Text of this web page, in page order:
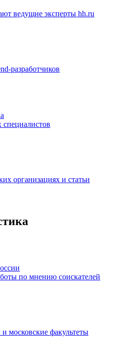
ведущие эксперты hh.ru
разработчиков
организациях и статьи
по мнению соискателей
московские факультеты